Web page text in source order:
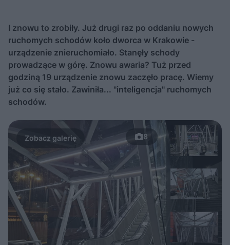
I znowu to zrobiły. Już drugi raz po oddaniu nowych
ruchomych schodów koło dworca w Krakowie -
urządzenie znieruchomiało. Stanęły schody
prowadzące w górę. Znowu awaria? Tuż przed
godziną 19 urządzenie znowu zaczęło pracę. Wiemy
już co się stało. Zawiniła... "inteligencja" ruchomych
schodów.
8